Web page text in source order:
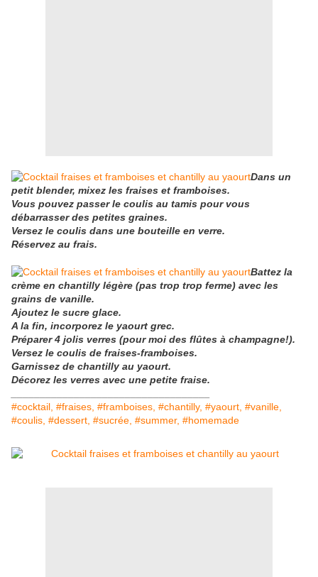
Dans un
petit blender, mixez les fraises et framboises.
Vous pouvez passer le coulis au tamis pour vous
débarrasser des petites graines.
Versez le coulis dans une bouteille en verre.
Réservez au frais.
Battez la
crème en chantilly légère (pas trop trop ferme) avec les
grains de vanille.
Ajoutez le sucre glace.
A la fin, incorporez le yaourt grec.
Préparer 4 jolis verres (pour moi des flûtes à champagne!).
Versez le coulis de fraises-framboises.
Garnissez de chantilly au yaourt.
Décorez les verres avec une petite fraise.
#cocktail, #fraises, #framboises, #chantilly, #yaourt, #vanille,
#coulis, #dessert, #sucrée, #summer, #homemade